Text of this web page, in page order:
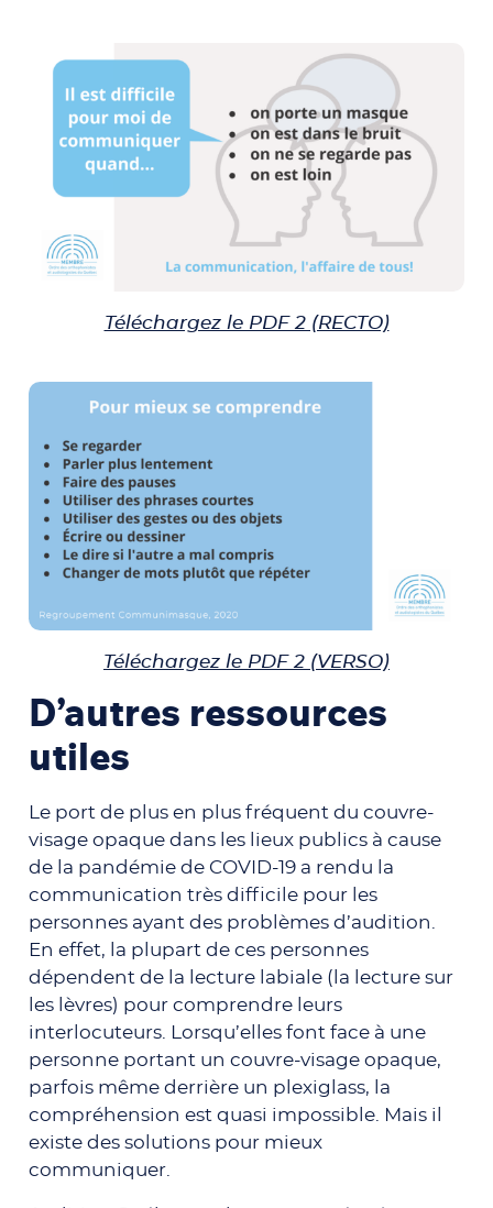
Téléchargez le PDF 2 (RECTO)
Téléchargez le PDF 2 (VERSO)
D’autres ressources
utiles
Le port de plus en plus fréquent du couvre-
visage opaque dans les lieux publics à cause
de la pandémie de COVID-19 a rendu la
communication très difficile pour les
personnes ayant des problèmes d’audition.
En effet, la plupart de ces personnes
dépendent de la lecture labiale (la lecture sur
les lèvres) pour comprendre leurs
interlocuteurs. Lorsqu’elles font face à une
personne portant un couvre-visage opaque,
parfois même derrière un plexiglass, la
compréhension est quasi impossible. Mais il
existe des solutions pour mieux
communiquer.